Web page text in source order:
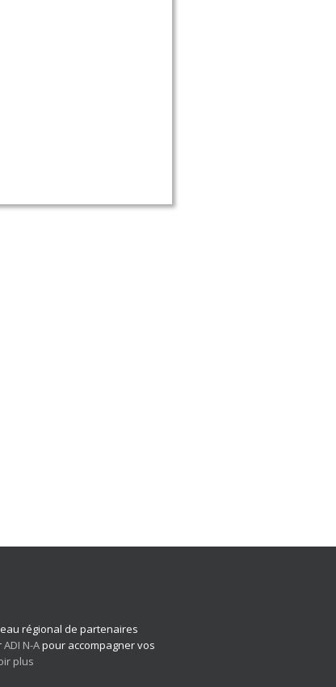
régional de partenaires
ADI N-Apour accompagner vos
plus